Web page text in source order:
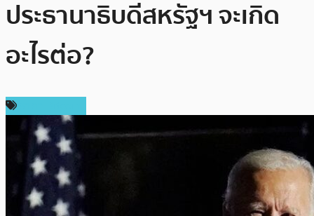
ประธานาธิบดีสหรัฐฯ จะเกิด
อะไรต่อ?